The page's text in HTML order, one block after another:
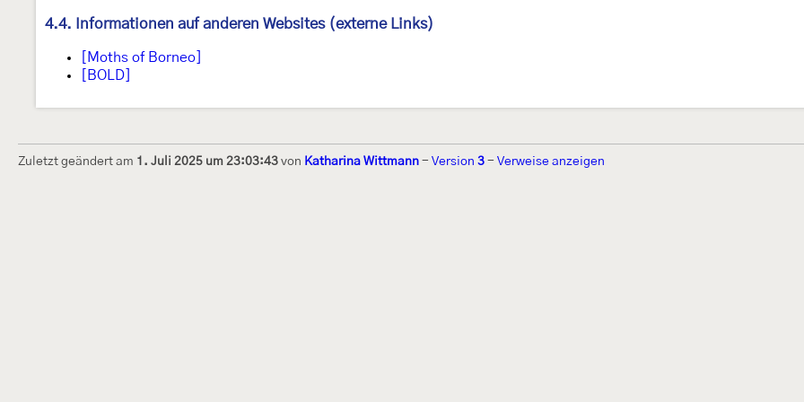
4.4. Informationen auf anderen Websites (externe Links)
[Moths of Borneo]
[BOLD]
Zuletzt geändert am 1. Juli 2025 um 23:03:43 von Katharina Wittmann - Version 3 - Verweise anzeigen